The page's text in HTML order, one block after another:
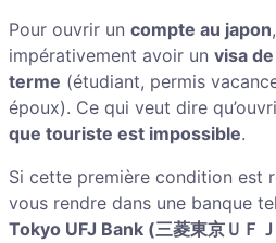
Pour ouvrir un compte au japon
impérativement avoir un visa
terme (étudiant, permis
époux). Ce qui veut dire
que touriste est impossible.
Si cette première condition est
vous rendre dans une banque
Tokyo UFJ Bank (三菱東京ＵＦ